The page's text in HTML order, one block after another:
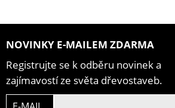
NOVINKY E-MAILEM ZDARMA
Registrujte se k odběru novinek a
zajímavostí ze světa dřevostaveb.